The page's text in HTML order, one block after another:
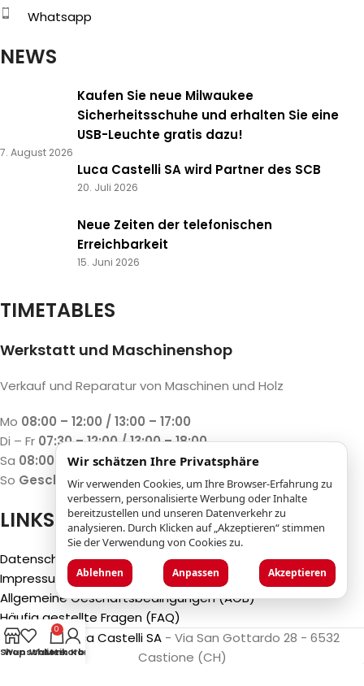
Whatsapp
NEWS
Kaufen Sie neue Milwaukee
Sicherheitsschuhe und erhalten Sie eine
USB-Leuchte gratis dazu!
7. August 2026
Luca Castelli SA wird Partner des SCB
20. Juli 2026
Neue Zeiten der telefonischen
Erreichbarkeit
15. Juni 2026
TIMETABLES
Werkstatt und Maschinenshop
Verkauf und Reparatur von Maschinen und Holz
Mo 08:00 – 12:00 / 13:00 – 17:00
Di – Fr 07:30 – 12:00 / 13:00 – 18:00
Sa 08:00 – 12:00 / 13:00 – 17:00
So Geschlossen
LINKS
Datenschutzbestimmungen
Impressum
Allgemeine Geschäftsbedingungen (AGB)
Häufig gestellte Fragen (FAQ)
©2025Luca Castelli SA- Via San Gottardo 28 - 6532
Castione (CH)
Shop
Wunschliste
0
Warenkorb
Mein Konto
Wir schätzen Ihre Privatsphäre
Wir verwenden Cookies, um Ihre Browser-Erfahrung zu
verbessern, personalisierte Werbung oder Inhalte
bereitzustellen und unseren Datenverkehr zu
analysieren. Durch Klicken auf „Akzeptieren“ stimmen
Sie der Verwendung von Cookies zu.
Ablehnen Anpassen Akzeptieren